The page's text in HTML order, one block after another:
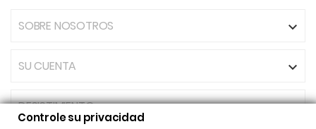
SOBRE NOSOTROS 
SU CUENTA 
DESISTIMIENTO
Controle su privacidad